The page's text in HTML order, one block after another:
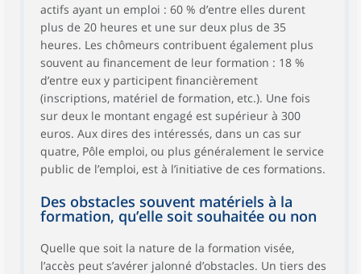
actifs ayant un emploi : 60 % d’entre elles durent
plus de 20 heures et une sur deux plus de 35
heures. Les chômeurs contribuent également plus
souvent au financement de leur formation : 18 %
d’entre eux y participent financièrement
(inscriptions, matériel de formation, etc.). Une fois
sur deux le montant engagé est supérieur à 300
euros. Aux dires des intéressés, dans un cas sur
quatre, Pôle emploi, ou plus généralement le service
public de l’emploi, est à l’initiative de ces formations.
Des obstacles souvent matériels à la
formation, qu’elle soit souhaitée ou non
Quelle que soit la nature de la formation visée,
l’accès peut s’avérer jalonné d’obstacles. Un tiers des